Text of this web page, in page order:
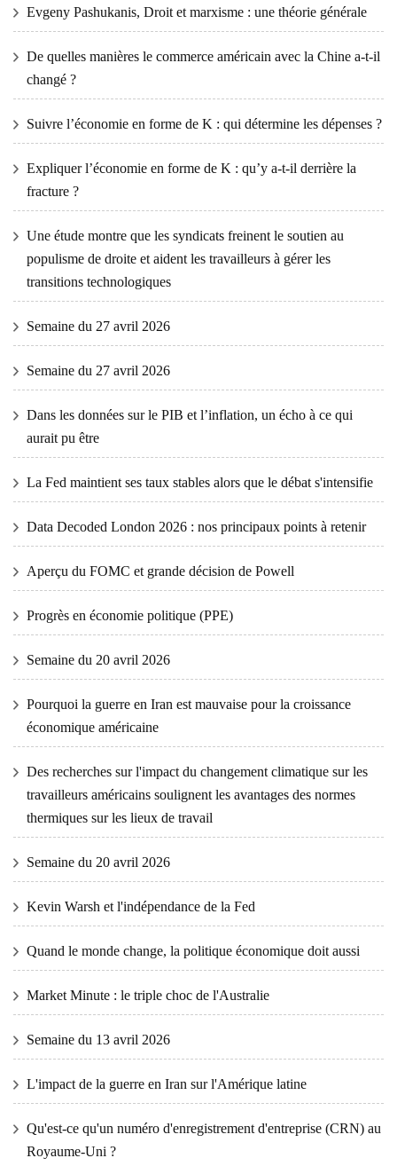
Evgeny Pashukanis, Droit et marxisme : une théorie générale
De quelles manières le commerce américain avec la Chine a-t-il
changé ?
Suivre l’économie en forme de K : qui détermine les dépenses ?
Expliquer l’économie en forme de K : qu’y a-t-il derrière la
fracture ?
Une étude montre que les syndicats freinent le soutien au
populisme de droite et aident les travailleurs à gérer les
transitions technologiques
Semaine du 27 avril 2026
Semaine du 27 avril 2026
Dans les données sur le PIB et l’inflation, un écho à ce qui
aurait pu être
La Fed maintient ses taux stables alors que le débat s'intensifie
Data Decoded London 2026 : nos principaux points à retenir
Aperçu du FOMC et grande décision de Powell
Progrès en économie politique (PPE)
Semaine du 20 avril 2026
Pourquoi la guerre en Iran est mauvaise pour la croissance
économique américaine
Des recherches sur l'impact du changement climatique sur les
travailleurs américains soulignent les avantages des normes
thermiques sur les lieux de travail
Semaine du 20 avril 2026
Kevin Warsh et l'indépendance de la Fed
Quand le monde change, la politique économique doit aussi
Market Minute : le triple choc de l'Australie
Semaine du 13 avril 2026
L'impact de la guerre en Iran sur l'Amérique latine
Qu'est-ce qu'un numéro d'enregistrement d'entreprise (CRN) au
Royaume-Uni ?